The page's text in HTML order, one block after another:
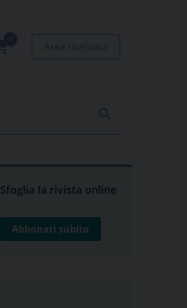
Sfoglia la rivista online
Abbonati subito